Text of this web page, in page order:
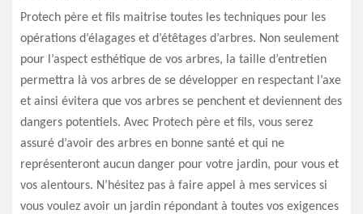
Protech père et fils maitrise toutes les techniques pour les
opérations d’élagages et d’étêtages d’arbres. Non seulement
pour l’aspect esthétique de vos arbres, la taille d’entretien
permettra là vos arbres de se développer en respectant l’axe
et ainsi évitera que vos arbres se penchent et deviennent des
dangers potentiels. Avec Protech père et fils, vous serez
assuré d’avoir des arbres en bonne santé et qui ne
représenteront aucun danger pour votre jardin, pour vous et
vos alentours. N’hésitez pas à faire appel à mes services si
vous voulez avoir un jardin répondant à toutes vos exigences